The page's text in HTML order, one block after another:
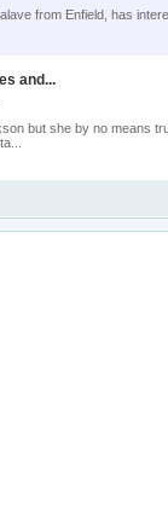
from Enfield, has
and...
but she by no means